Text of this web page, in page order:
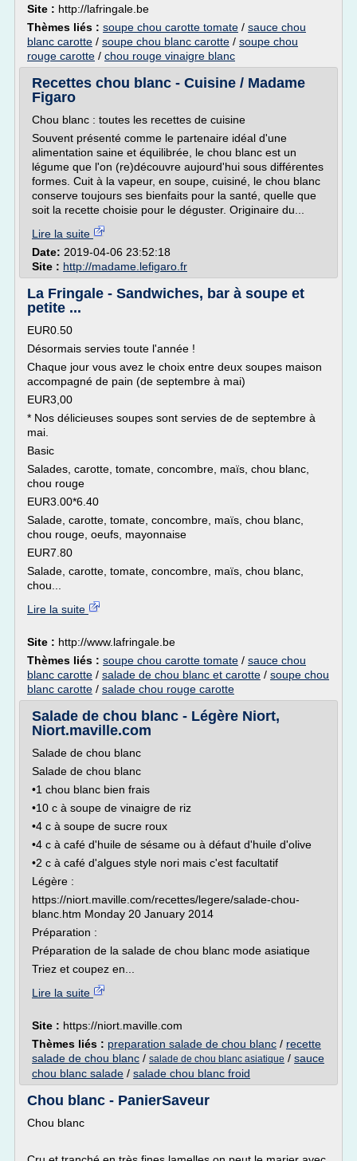
Site : http://lafringale.be
Thèmes liés : soupe chou carotte tomate / sauce chou
blanc carotte / soupe chou blanc carotte / soupe chou
rouge carotte / chou rouge vinaigre blanc
Recettes chou blanc - Cuisine / Madame
Figaro
Chou blanc : toutes les recettes de cuisine
Souvent présenté comme le partenaire idéal d'une
alimentation saine et équilibrée, le chou blanc est un
légume que l'on (re)découvre aujourd'hui sous différentes
formes. Cuit à la vapeur, en soupe, cuisiné, le chou blanc
conserve toujours ses bienfaits pour la santé, quelle que
soit la recette choisie pour le déguster. Originaire du...
Lire la suite
Date: 2019-04-06 23:52:18
Site : http://madame.lefigaro.fr
La Fringale - Sandwiches, bar à soupe et
petite ...
EUR0.50
Désormais servies toute l'année !
Chaque jour vous avez le choix entre deux soupes maison
accompagné de pain (de septembre à mai)
EUR3,00
* Nos délicieuses soupes sont servies de de septembre à
mai.
Basic
Salades, carotte, tomate, concombre, maïs, chou blanc,
chou rouge
EUR3.00*6.40
Salade, carotte, tomate, concombre, maïs, chou blanc,
chou rouge, oeufs, mayonnaise
EUR7.80
Salade, carotte, tomate, concombre, maïs, chou blanc,
chou...
Lire la suite
Site : http://www.lafringale.be
Thèmes liés : soupe chou carotte tomate / sauce chou
blanc carotte / salade de chou blanc et carotte / soupe chou
blanc carotte / salade chou rouge carotte
Salade de chou blanc - Légère Niort,
Niort.maville.com
Salade de chou blanc
Salade de chou blanc
•1 chou blanc bien frais
•10 c à soupe de vinaigre de riz
•4 c à soupe de sucre roux
•4 c à café d'huile de sésame ou à défaut d'huile d'olive
•2 c à café d'algues style nori mais c'est facultatif
Légère :
https://niort.maville.com/recettes/legere/salade-chou-
blanc.htm Monday 20 January 2014
Préparation :
Préparation de la salade de chou blanc mode asiatique
Triez et coupez en...
Lire la suite
Site : https://niort.maville.com
Thèmes liés : preparation salade de chou blanc / recette
salade de chou blanc / salade de chou blanc asiatique / sauce
chou blanc salade / salade chou blanc froid
Chou blanc - PanierSaveur
Chou blanc